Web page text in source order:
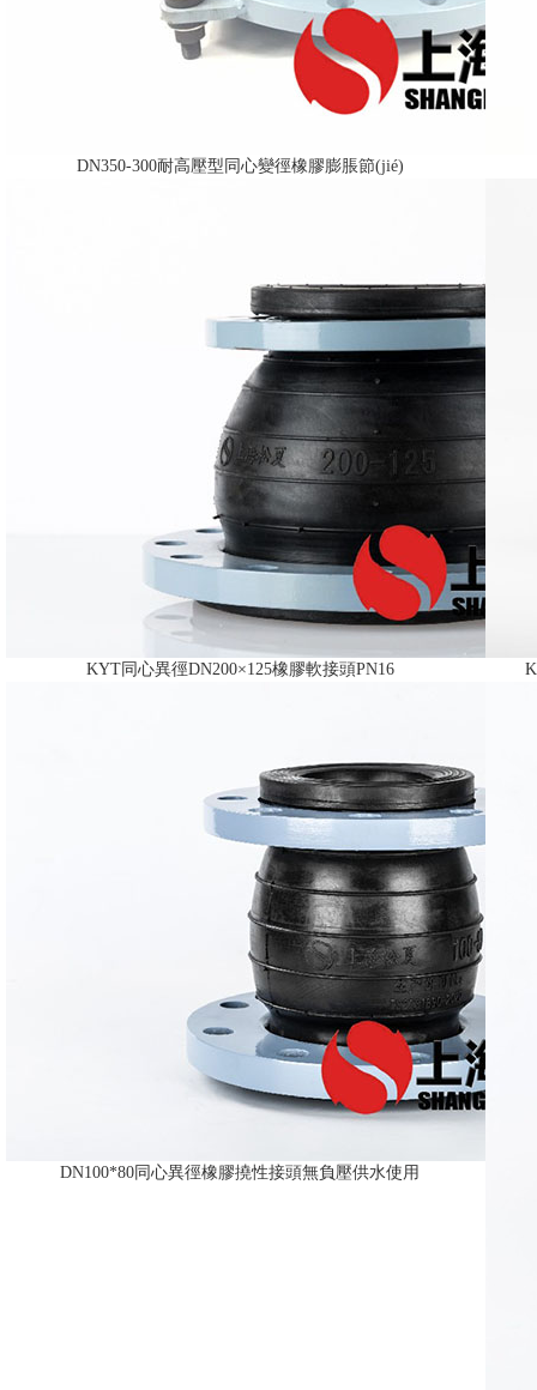
DN350-300耐高壓型同心變徑橡膠膨脹節(jié)
KYT同心異徑DN200×125橡膠軟接頭PN16
DN100*80同心異徑橡膠撓性接頭無負壓供水使用